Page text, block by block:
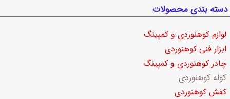
دسته بندی محصولات
لوازم کوهنوردی و کمپینگ
ابزار فنی کوهنوردی
چادر کوهنوردی و کمپینگ
کوله کوهنوردی
کفش کوهنوردی